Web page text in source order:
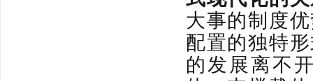
大事的制度
配置的独特
的发展离不